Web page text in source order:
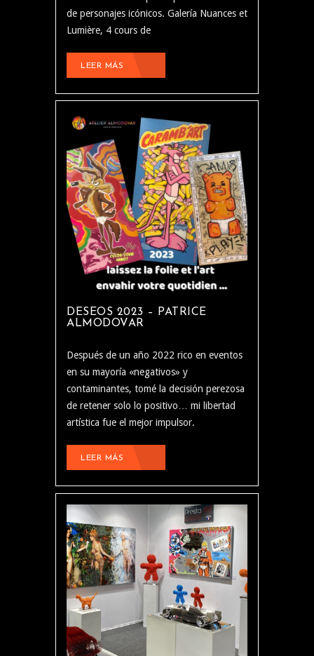
de personajes icónicos. Galería Nuances et
Lumière, 4 cours de
LEER MÁS
DESEOS 2023 – PATRICE
ALMODOVAR
Después de un año 2022 rico en eventos
en su mayoría «negativos» y
contaminantes, tomé la decisión perezosa
de retener solo lo positivo… mi libertad
artística fue el mejor impulsor.
LEER MÁS